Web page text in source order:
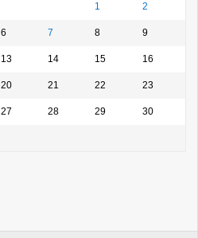
1 2
6 7 8 9
13 14 15 16
20 21 22 23
27 28 29 30